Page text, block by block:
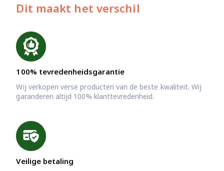
Dit maakt het verschil
100% tevredenheidsgarantie
Wij verkopen verse producten van de beste kwaliteit. Wij
garanderen altijd 100% klanttevredenheid.
Veilige betaling